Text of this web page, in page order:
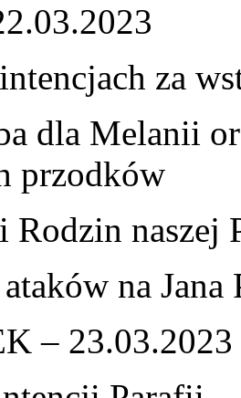
za
dla Melanii
przodków
Rodzin naszej
na Jana
– 23.03.2023